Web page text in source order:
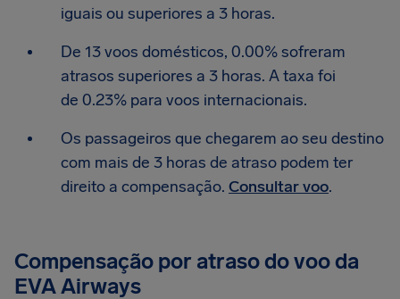
iguais ou superiores a 3 horas.
De 13 voos domésticos, 0.00% sofreram
atrasos superiores a 3 horas. A taxa foi
de 0.23% para voos internacionais.
Os passageiros que chegarem ao seu destino
com mais de 3 horas de atraso podem ter
direito a compensação. Consultar voo.
Compensação por atraso do voo da
EVA Airways